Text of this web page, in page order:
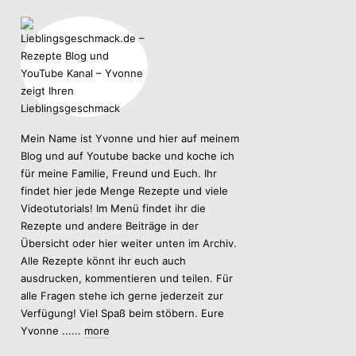
Mein Name ist Yvonne und hier auf meinem
Blog und auf Youtube backe und koche ich
für meine Familie, Freund und Euch. Ihr
findet hier jede Menge Rezepte und viele
Videotutorials! Im Menü findet ihr die
Rezepte und andere Beiträge in der
Übersicht oder hier weiter unten im Archiv.
Alle Rezepte könnt ihr euch auch
ausdrucken, kommentieren und teilen. Für
alle Fragen stehe ich gerne jederzeit zur
Verfügung! Viel Spaß beim stöbern. Eure
Yvonne ...... more